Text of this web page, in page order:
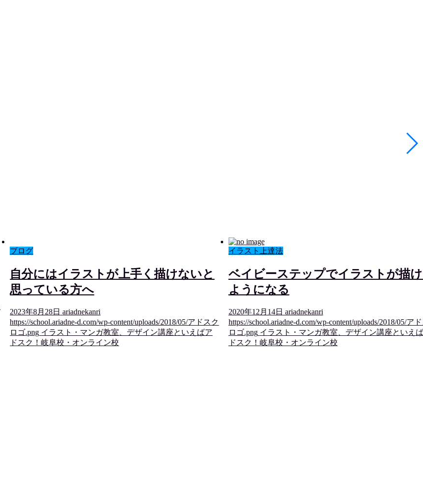
ブログ
自分にはイラストが上手く描けないと
思っている方へ
2023年8月28日 ariadnekanri
https://school.ariadne-d.com/wp-content/uploads/2018/05/アドスク
ロゴ.png イラスト・マンガ教室、デザイン講座といえばア
ドスク！岐阜校・オンライン校
イラスト上達法
ベイビーステップでイラストが描
ようになる
2020年12月14日 ariadnekanri
https://school.ariadne-d.com/wp-content/uploads/2018/05/ア
ロゴ.png イラスト・マンガ教室、デザイン講座といえ
ドスク！岐阜校・オンライン校